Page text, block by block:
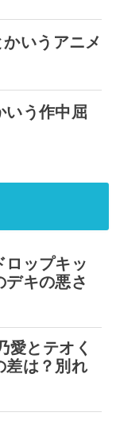
いうアニメ
いう作中屈
ロップキッ
デキの悪さ
愛とテオく
差は？別れ